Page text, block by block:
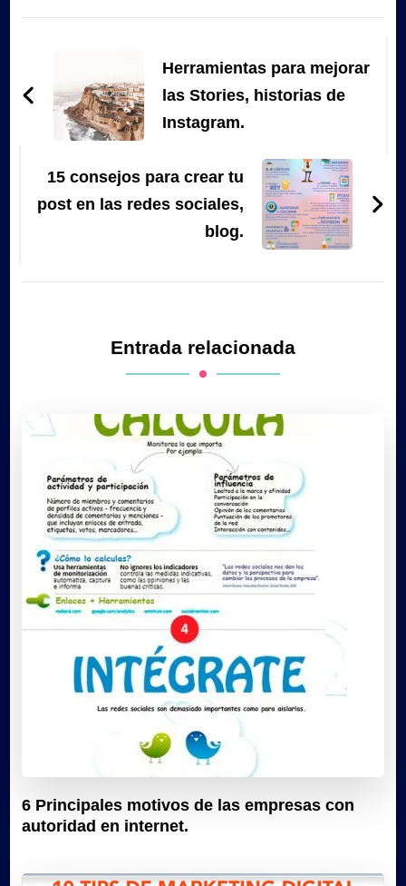
entradas
Herramientas para mejorar
las Stories, historias de
Instagram.
15 consejos para crear tu
post en las redes sociales,
blog.
Entrada relacionada
6 Principales motivos de las empresas con
autoridad en internet.